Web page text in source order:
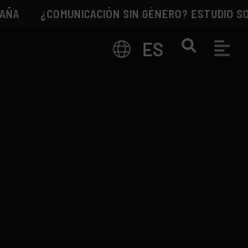
¿COMUNICACIÓN SIN GÉNERO? ESTUDIO SOBRE
ES